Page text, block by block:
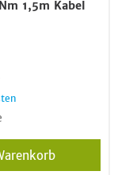
1,5m Kabel